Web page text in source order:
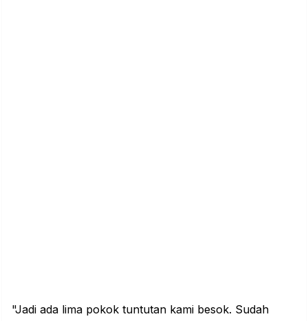
"Jadi ada lima pokok tuntutan kami besok. Sudah